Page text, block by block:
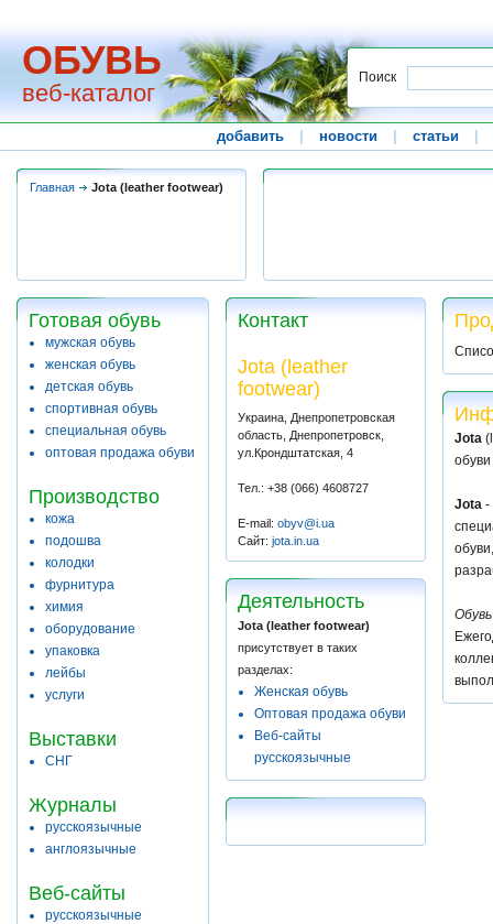
ОБУВЬ
веб-каталог
Поиск
добавить новости статьи
Главная Jota (leather footwear)
Готовая обувь
мужская обувь
женская обувь
детская обувь
спортивная обувь
специальная обувь
оптовая продажа обуви
Производство
кожа
подошва
колодки
фурнитура
химия
оборудование
упаковка
лейбы
услуги
Выставки
СНГ
Журналы
русскоязычные
англоязычные
Веб-сайты
русскоязычные
Контакт
Jota (leather
footwear)
Украина, Днепропетровская
область, Днепропетровск,
ул.Крондштатская, 4
Тел.: +38 (066) 4608727
E-mail: obyv@i.ua
Сайт: jota.in.ua
Деятельность
Jota (leather footwear)
присутствует в таких
разделах:
Женская обувь
Оптовая продажа обуви
Веб-сайты
русскоязычные
Jota
Jota -